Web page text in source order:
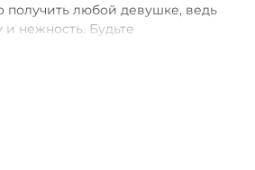
получить любой девушке, ведь
нежность. Будьте
вместе с букетом «Клубника в